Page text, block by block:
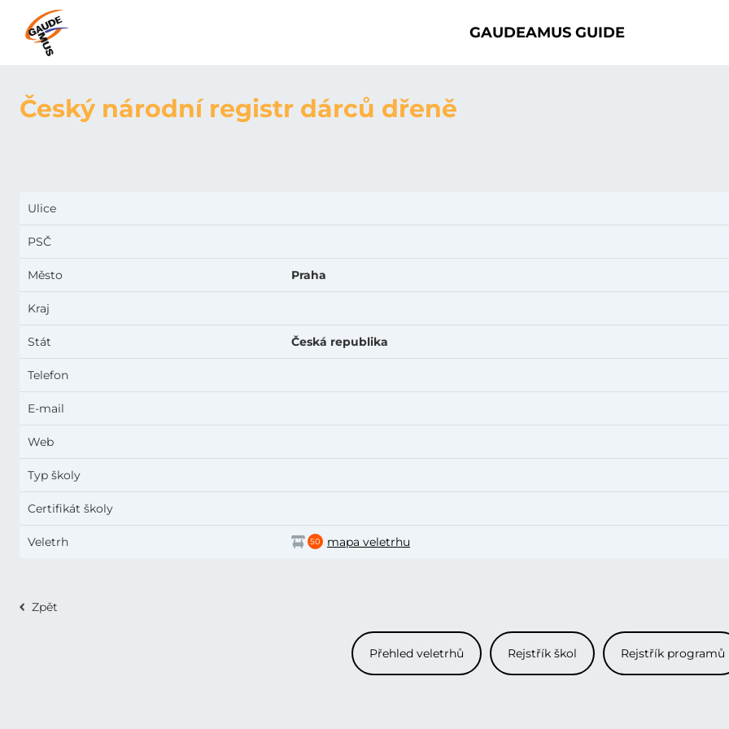
GAUDEAMUS GUIDE
Český národní registr dárců dřeně
Ulice
PSČ
Město Praha
Kraj
Stát Česká republika
Telefon
E-mail
Web
Typ školy
Certifikát školy
Veletrh 50 mapa veletrhu
Zpět
Přehled veletrhů Rejstřík škol Rejstřík programů